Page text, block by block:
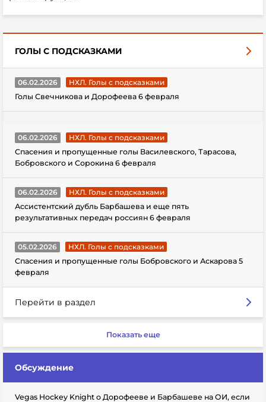
ГОЛЫ С ПОДСКАЗКАМИ
06.02.2026
НХЛ. Голы с подсказками
Голы Свечникова и Дорофеева 6 февраля
06.02.2026
НХЛ. Голы с подсказками
Спасения и пропущенные голы Василевского, Тарасова,
Бобровского и Сорокина 6 февраля
06.02.2026
НХЛ. Голы с подсказками
Ассистентский дубль Барбашева и еще пять
результативных передач россиян 6 февраля
05.02.2026
НХЛ. Голы с подсказками
Спасения и пропущенные голы Бобровского и Аскарова 5
февраля
Перейти в раздел
Показать еще
Обсуждение
Vegas Hockey Knight о Дорофееве и Барбашеве на ОИ, если